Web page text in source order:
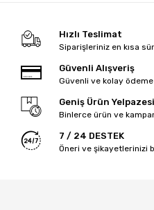
Hızlı Teslimat
Siparişleriniz en kısa
Güvenli Alışveriş
Güvenli ve kolay
Geniş Ürün Yelpazesi
Binlerce ürün ve
7 / 24 DESTEK
Öneri ve şikayetlerinizi